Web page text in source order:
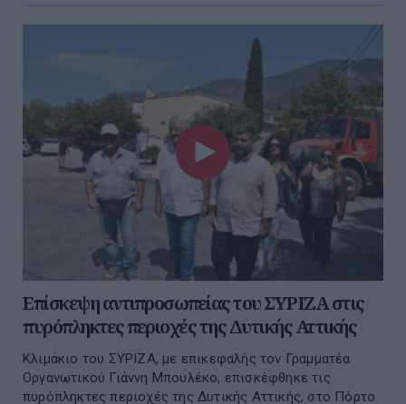
Επίσκεψη αντιπροσωπείας του ΣΥΡΙΖΑ στις
πυρόπληκτες περιοχές της Δυτικής Αττικής
Κλιμάκιο του ΣΥΡΙΖΑ, με επικεφαλής τον Γραμματέα
Οργανωτικού Γιάννη Μπουλέκο, επισκέφθηκε τις
πυρόπληκτες περιοχές της Δυτικής Αττικής, στο Πόρτο